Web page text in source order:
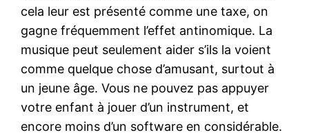
cela leur est présenté comme une taxe, on
gagne fréquemment l’effet antinomique. La
musique peut seulement aider s’ils la voient
comme quelque chose d’amusant, surtout à
un jeune âge. Vous ne pouvez pas appuyer
votre enfant à jouer d’un instrument, et
encore moins d’un software en considérable.